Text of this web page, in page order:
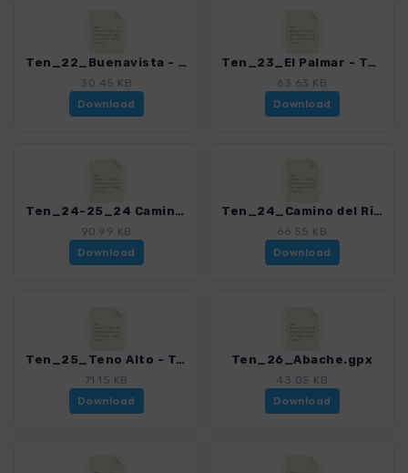
Ten_22_Buenavista - El Palmar - Masca.gpx
30.45 KB
Download
Ten_23_El Palmar - Teno Alto.gpx
63.63 KB
Download
Ten_24-25_24 Camino del Risco - Teno Alto - Teno Bajo.gpx
90.99 KB
Download
Ten_24_Camino del Risco.gpx
66.55 KB
Download
Ten_25_Teno Alto - Teno Bajo.gpx
71.15 KB
Download
Ten_26_Abache.gpx
43.05 KB
Download